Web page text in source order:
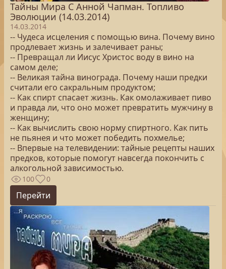
Тайны Мира С Анной Чапман. Топливо
Эволюции (14.03.2014)
14.03.2014
-- Чудеса исцеления с помощью вина. Почему вино
продлевает жизнь и залечивает раны;
-- Превращал ли Иисус Христос воду в вино на
самом деле;
-- Великая тайна винограда. Почему наши предки
считали его сакральным продуктом;
-- Как спирт спасает жизнь. Как омолаживает пиво
и правда ли, что оно может превратить мужчину в
женщину;
-- Как вычислить свою норму спиртного. Как пить
не пьянея и что может победить похмелье;
-- Впервые на телевидении: тайные рецепты наших
предков, которые помогут навсегда покончить с
алкогольной зависимостью.
100 0
Перейти